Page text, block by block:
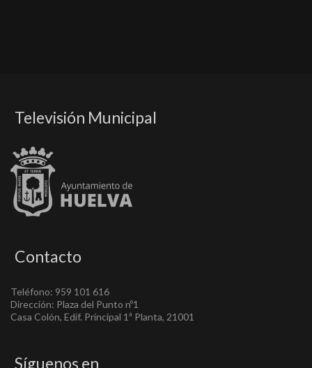
Televisión Municipal
Contacto
Teléfono: 959 101 616
Dirección: Plaza del Punto nº1
Casa Colón, Edif. Principal 1ª Planta, 21001
Síguenos en